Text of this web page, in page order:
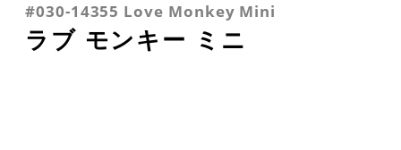
#030-14355 Love Monkey Mini
ラブ モンキー ミニ